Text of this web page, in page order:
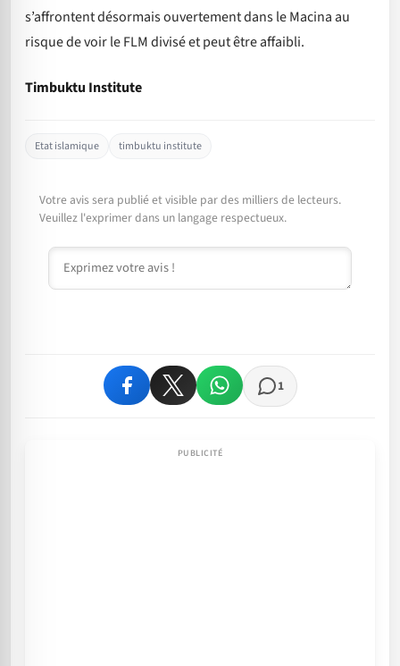
s’affrontent désormais ouvertement dans le Macina au
risque de voir le FLM divisé et peut être affaibli.
Timbuktu Institute
Etat islamique timbuktu institute
Votre avis sera publié et visible par des milliers de lecteurs.
Veuillez l'exprimer dans un langage respectueux.
Commentaire
1